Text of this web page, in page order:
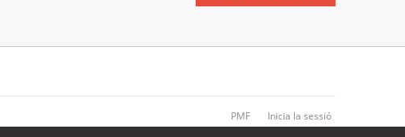
PMF Inicia la sessió